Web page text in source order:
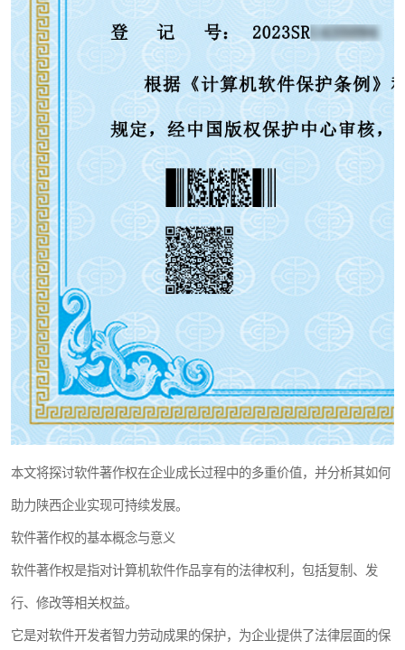
本文将探讨软件著作权在企业成长过程中的多重价值，并分析其如何
助力陕西企业实现可持续发展。
软件著作权的基本概念与意义
软件著作权是指对计算机软件作品享有的法律权利，包括复制、发
行、修改等相关权益。
它是对软件开发者智力劳动成果的保护，为企业提供了法律层面的保